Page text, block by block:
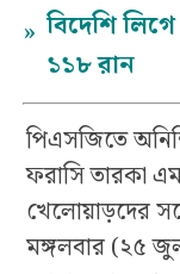
» বিদেশি
১১৮ রান
পিএসজিতে
ফরাসি তারকা
খেলোয়াড়দের
মঙ্গলবার (২৫